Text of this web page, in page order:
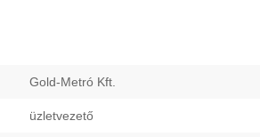
Gold-Metró Kft.
üzletvezető